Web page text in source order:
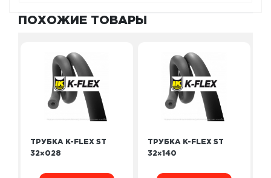
ПОХОЖИЕ ТОВАРЫ
ТРУБКА K-FLEX ST
32×028
ТРУБКА K-FLEX ST
32×140